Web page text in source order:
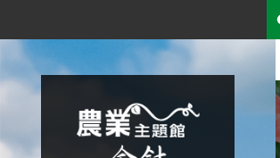
跳到主要內容
農業知識入口網